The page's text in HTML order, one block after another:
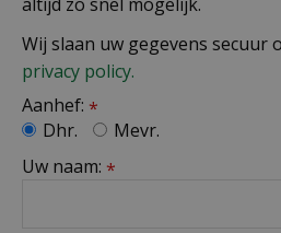
Wij slaan uw gegevens secuur
privacy policy.
Aanhef: *
Dhr.
Mevr.
Uw naam: *